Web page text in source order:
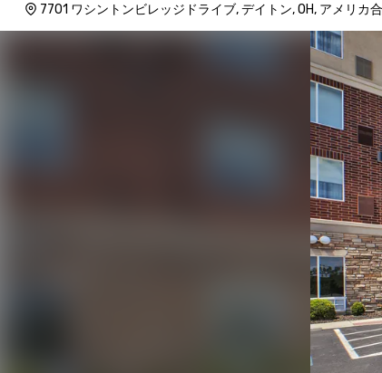
7701 ワシントンビレッジドライブ, デイトン, OH, アメリカ